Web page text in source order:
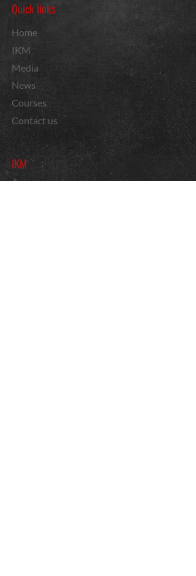
Quick links
Home
IKM
Media
News
Courses
Contact us
IKM